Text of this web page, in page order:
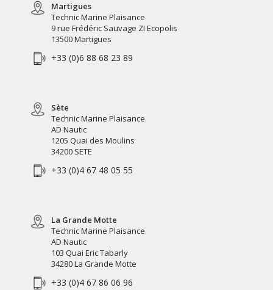
Martigues
Technic Marine Plaisance
9 rue Frédéric Sauvage ZI Ecopolis
13500 Martigues
+33 (0)6 88 68 23 89
Sète
Technic Marine Plaisance
AD Nautic
1205 Quai des Moulins
34200 SETE
+33 (0)4 67 48 05 55
La Grande Motte
Technic Marine Plaisance
AD Nautic
103 Quai Eric Tabarly
34280 La Grande Motte
+33 (0)4 67 86 06 96